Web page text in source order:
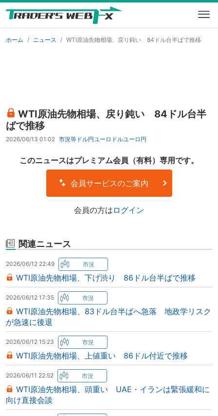
ホーム ニュース WTI原油先物相場、戻り鈍い 84ドル台半ばで推移
WTI原油先物相場、戻り鈍い 84ドル台半
ばで推移
2026/06/13 01:02 市況等 ドル円ユーロドルユーロ円
このニュースはプレミアム会員（有料）専用です。
会員サービスのご案内
会員の方は ログイン
関連ニュース
2026/06/12 22:49
WTI原油先物相場、下げ渋り 86ドル台半ばで推移
2026/06/12 17:35
WTI原油先物相場、83ドル台半ばへ急落 地政学リスク
が急速に後退
2026/06/12 15:23
WTI原油先物相場、上値重い 86ドル付近で推移
2026/06/11 22:52
WTI原油先物相場、頭重い UAE・イランは緊張緩和に
向け直接会談